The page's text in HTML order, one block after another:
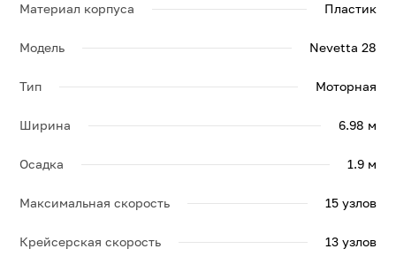
Материал корпуса Пластик
Модель Nevetta 28
Тип Моторная
Ширина 6.98 м
Осадка 1.9 м
Максимальная скорость 15 узлов
Крейсерская скорость 13 узлов